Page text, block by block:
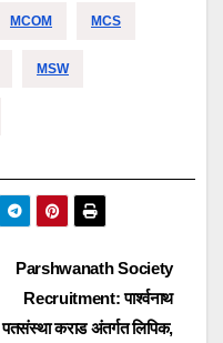
MCOM MCS
MSW
Parshwanath Society
Recruitment: पार्श्वनाथ
पतसंस्था कराड अंतर्गत लिपिक,